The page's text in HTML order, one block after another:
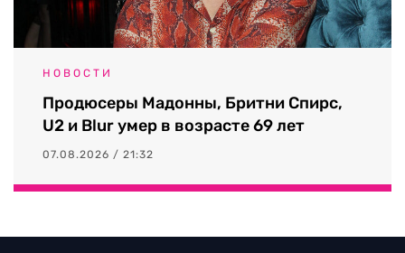
НОВОСТИ
Продюсеры Мадонны, Бритни Спирс,
U2 и Blur умер в возрасте 69 лет
07.08.2026 / 21:32